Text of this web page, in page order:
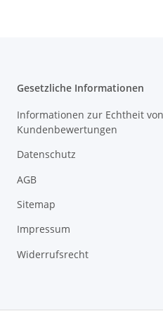
Gesetzliche Informationen
Informationen zur Echtheit von
Kundenbewertungen
Datenschutz
AGB
Sitemap
Impressum
Widerrufsrecht